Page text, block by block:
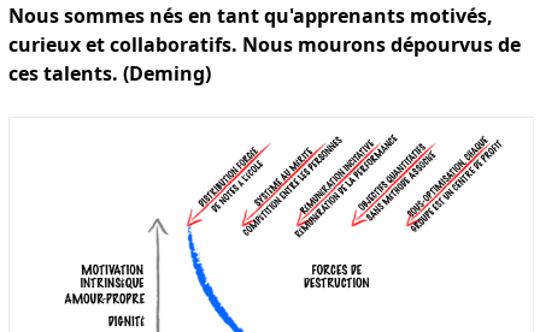
Nous sommes nés en tant qu'apprenants motivés,
curieux et collaboratifs. Nous mourons dépourvus de
ces talents. (Deming)